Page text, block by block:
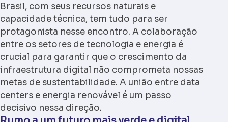
Brasil, com seus recursos naturais e
capacidade técnica, tem tudo para ser
protagonista nesse encontro. A colaboração
entre os setores de tecnologia e energia é
crucial para garantir que o crescimento da
infraestrutura digital não comprometa nossas
metas de sustentabilidade. A união entre data
centers e energia renovável é um passo
decisivo nessa direção.